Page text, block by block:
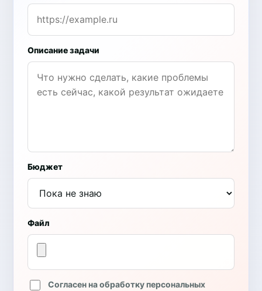
Описание задачи
Бюджет
Файл
Согласен на обработку персональных